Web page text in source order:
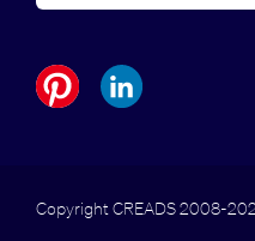
Copyright CREADS 2008-